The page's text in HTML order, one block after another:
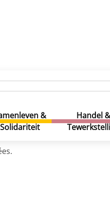
&
Solidariteit
Handel